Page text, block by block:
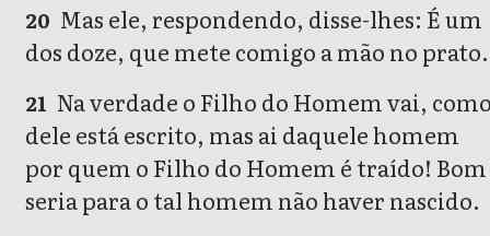
20 Mas ele, respondendo, disse-lhes: É um
dos doze, que mete comigo a mão no prato.
21 Na verdade o Filho do Homem vai,
dele está escrito, mas ai daquele homem
por quem o Filho do Homem é traído! Bom
seria para o tal homem não haver nascido.